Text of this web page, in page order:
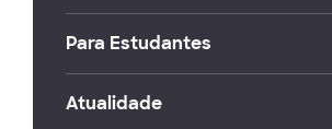
Para Estudantes
Atualidade